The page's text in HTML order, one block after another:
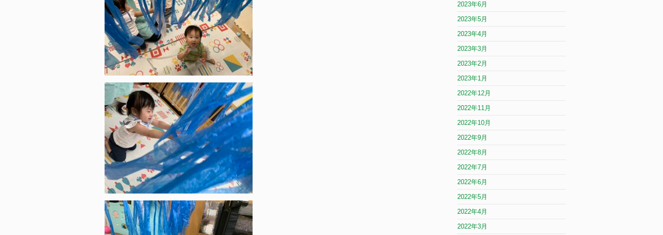
2023年6月
2023年5月
2023年4月
2023年3月
2023年2月
2023年1月
2022年12月
2022年11月
2022年10月
2022年9月
2022年8月
2022年7月
2022年6月
2022年5月
2022年4月
2022年3月